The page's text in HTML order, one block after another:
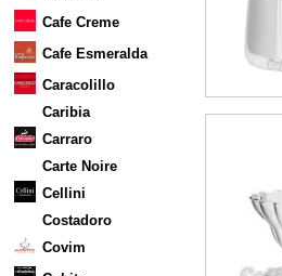
Cafe Creme
Cafe Esmeralda
Caracolillo
Caribia
Carraro
Carte Noire
Cellini
Costadoro
Covim